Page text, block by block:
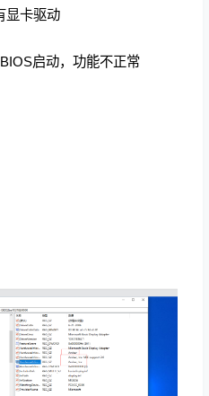
显卡驱动
启动，功能不正常